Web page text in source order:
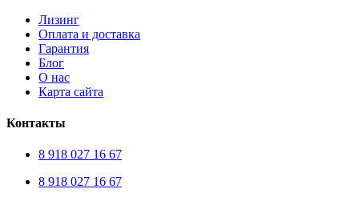
Лизинг
Оплата и доставка
Гарантия
Блог
О нас
Карта сайта
Контакты
8 918 027 16 67
8 918 027 16 67